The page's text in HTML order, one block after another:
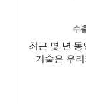
수
최근 몇 년
기술은 우